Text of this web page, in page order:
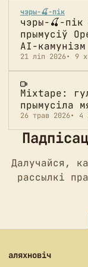
чэры-🍒-пік
чэры-🍒-
прымусіў
AI-камунізм
21 ліп 2026 9
Mixtape:
прымусіла
26 трав 2026 4
Далучайся,
рассылкі
аляхновіч